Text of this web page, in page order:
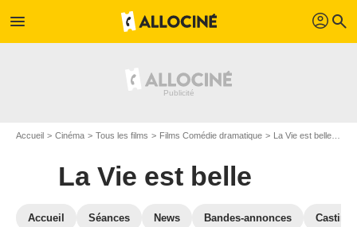
menu profil search
Accueil Cinéma Tous les films Films Comédie dramatique La Vie est belle
La Vie est belle
Accueil Séances News Bandes-annonces Casting